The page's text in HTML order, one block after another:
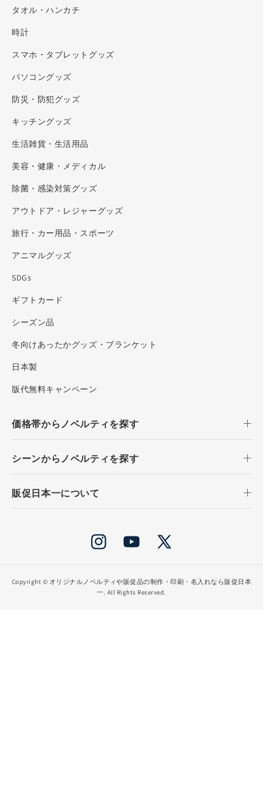
タオル・ハンカチ
時計
スマホ・タブレットグッズ
パソコングッズ
防災・防犯グッズ
キッチングッズ
生活雑貨・生活用品
美容・健康・メディカル
除菌・感染対策グッズ
アウトドア・レジャーグッズ
旅行・カー用品・スポーツ
アニマルグッズ
SDGs
ギフトカード
シーズン品
冬向けあったかグッズ・ブランケット
日本製
版代無料キャンペーン
価格帯からノベルティを探す
シーンからノベルティを探す
販促日本一について
InstagramYouTube
X
(Twitter)
Copyright © オリジナルノベルティや販促品の制作・印刷・名入れなら販促日本
一. All Rights Reserved.